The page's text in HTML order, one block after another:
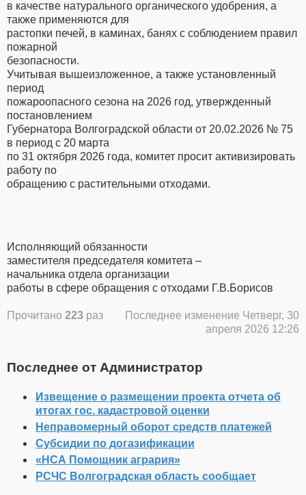
в качестве натурального органического удобрения, а
также применяются для
растопки печей, в каминах, банях с соблюдением правил
пожарной
безопасности.
Учитывая вышеизложенное, а также установленный
период
пожароопасного сезона на 2026 год, утвержденный
постановлением
Губернатора Волгоградской области от 20.02.2026 № 75
в период с 20 марта
по 31 октября 2026 года, комитет просит активизировать
работу по
обращению с растительными отходами.
Исполняющий обязанности
заместителя председателя комитета –
начальника отдела организации
работы в сфере обращения с отходами Г.В.Борисов
Прочитано 223 раз
Последнее изменение Четверг, 30
апреля 2026 12:26
Последнее от Администратор
Извещение о размещении проекта отчета об
итогах гос. кадастровой оценки
Неправомерный оборот средств платежей
Субсидии по догазификации
«НСА Помощник агрария»
РСЧС Волгоградская область сообщает